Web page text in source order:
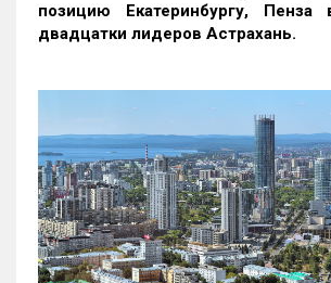
позицию Екатеринбургу, Пенза
двадцатки лидеров Астрахань.